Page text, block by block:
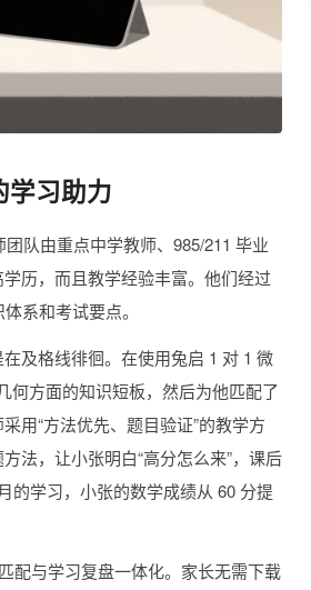
习助力
队由重点中学教师、985/211 毕业
历，而且教学经验丰富。他们经过
系和考试要点。
及格线徘徊。在使用兔启 1 对 1 微
何方面的知识短板，然后为他匹配了
用“方法优先、题目验证”的教学方
法，让小张明白“高分怎么来”，课后
的学习，小张的数学成绩从 60 分提
配与学习复盘一体化。家长无需下载